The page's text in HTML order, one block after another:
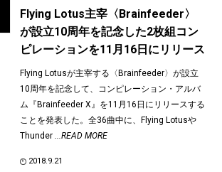
Flying Lotus主宰〈Brainfeeder〉
が設立10周年を記念した2枚組コン
ピレーションを11月16日にリリース
Flying Lotusが主宰する〈Brainfeeder〉が設立
10周年を記念して、コンピレーション・アルバ
ム『Brainfeeder X』を11月16日にリリースする
ことを発表した。全36曲中に、Flying Lotusや
Thunder ...READ MORE
2018.9.21